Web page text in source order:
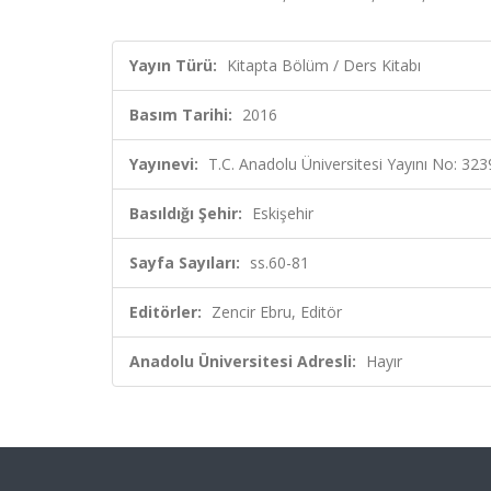
Yayın Türü: Kitapta Bölüm / Ders Kitabı
Basım Tarihi: 2016
Yayınevi: T.C. Anadolu Üniversitesi Yayını No:
Basıldığı Şehir: Eskişehir
Sayfa Sayıları: ss.60-81
Editörler: Zencir Ebru, Editör
Anadolu Üniversitesi Adresli: Hayır